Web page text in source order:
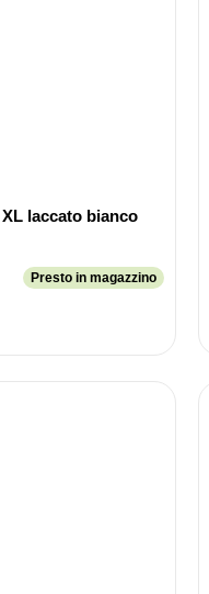
laccato bianco
Presto in magazzino